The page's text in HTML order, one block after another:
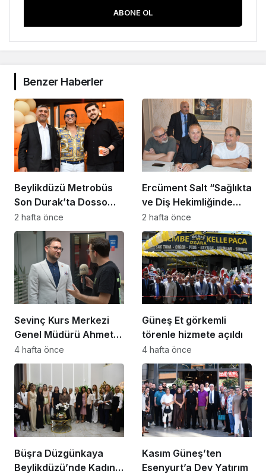
ABONE OL
Benzer Haberler
Beylikdüzü Metrobüs
Son Durak’ta Dosso
Dossi Coffee coşkusu
2 hafta önce
Ercüment Salt “Sağlıkta
ve Diş Hekimliğinde
Dünya Çok Önemli
Noktaya Geldi”
2 hafta önce
Sevinç Kurs Merkezi
Genel Müdürü Ahmet
Zeyrekmişoğlu
Başarının Sırrını Anlattı
4 hafta önce
Güneş Et görkemli
törenle hizmete açıldı
4 hafta önce
Büşra Düzgünkaya
Beylikdüzü’nde Kadın
Kasım Güneş’ten
Esenyurt’a Dev Yatırım